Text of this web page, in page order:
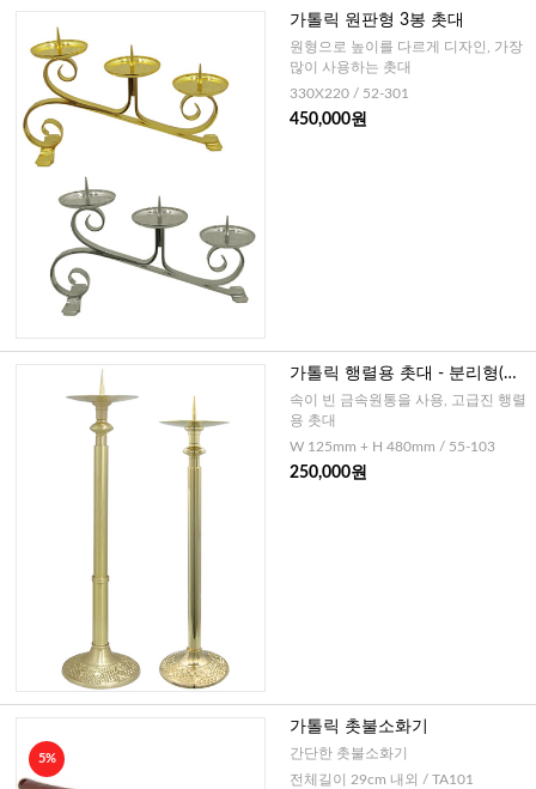
가톨릭 원판형 3봉 촛대
원형으로 높이를 다르게 디자인, 가장
많이 사용하는 촛대
330X220 / 52-301
450,000원
가톨릭 행렬용 촛대 - 분리형(금
속)
속이 빈 금속원통을 사용, 고급진 행렬
용 촛대
W 125mm + H 480mm / 55-103
250,000원
5%
가톨릭 촛불소화기
간단한 촛불소화기
전체길이 29cm 내외 / TA101